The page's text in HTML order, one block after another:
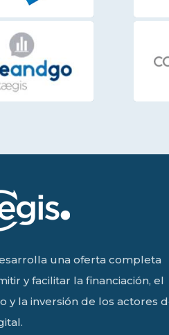
una oferta completa
y facilitar la financiación, el
y la inversión de los actores